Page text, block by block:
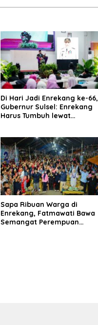
Di Hari Jadi Enrekang ke-66,
Gubernur Sulsel: Enrekang
Harus Tumbuh lewat
Sapa Ribuan Warga di
Enrekang, Fatmawati Bawa
Semangat Perempuan